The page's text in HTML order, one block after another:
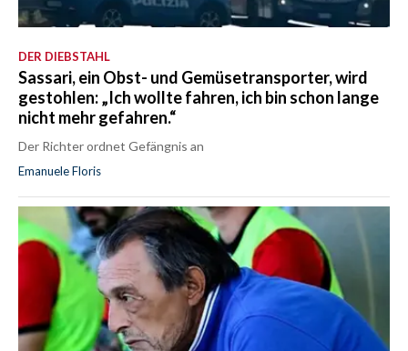
DER DIEBSTAHL
Sassari, ein Obst- und Gemüsetransporter, wird
gestohlen: „Ich wollte fahren, ich bin schon lange
nicht mehr gefahren.“
Der Richter ordnet Gefängnis an
Emanuele Floris